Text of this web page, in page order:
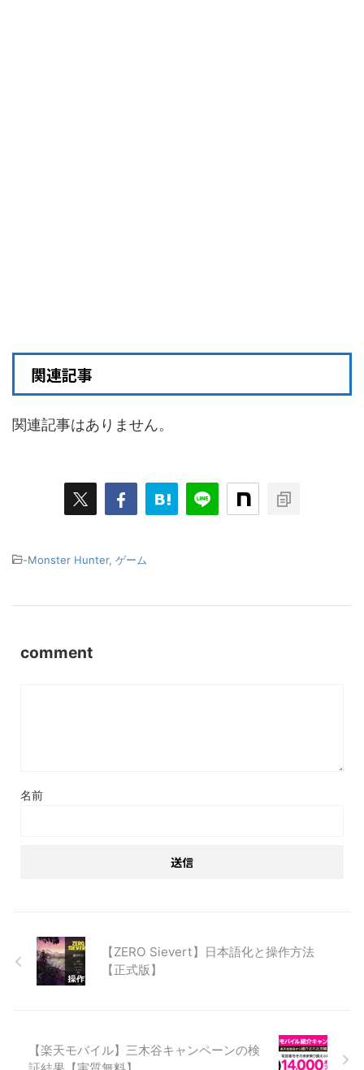
関連記事
関連記事はありません。
-Monster Hunter, ゲーム
comment
名前
【ZERO Sievert】日本語化と操作方法
【正式版】
【楽天モバイル】三木谷キャンペーンの検